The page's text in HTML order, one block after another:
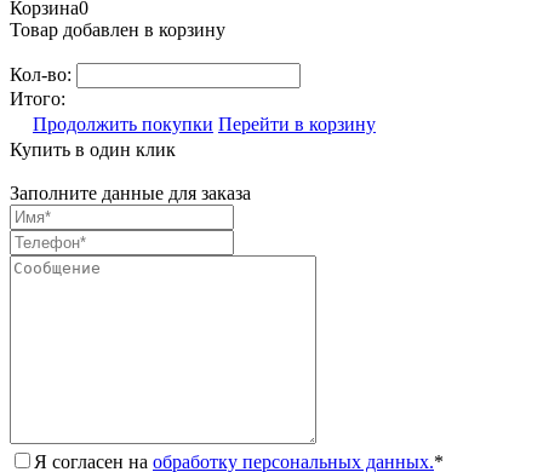
Корзина0
Товар добавлен в корзину
Кол-во:
Итого:
Продолжить покупки Перейти в корзину
Купить в один клик
Заполните данные для заказа
Я согласен на обработку персональных данных.*